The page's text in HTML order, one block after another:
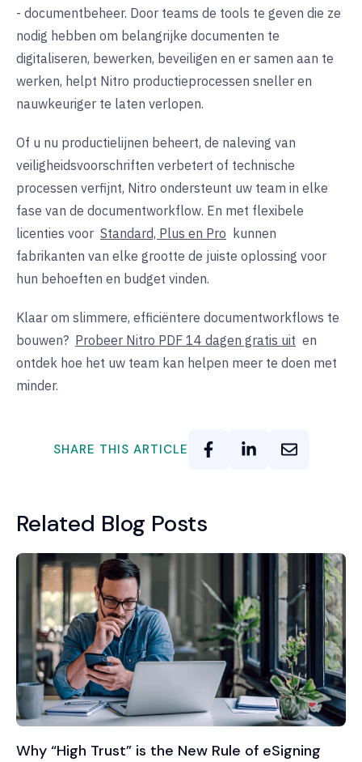
- documentbeheer. Door teams de tools te geven die ze
nodig hebben om belangrijke documenten te
digitaliseren, bewerken, beveiligen en er samen aan te
werken, helpt Nitro productieprocessen sneller en
nauwkeuriger te laten verlopen.
Of u nu productielijnen beheert, de naleving van
veiligheidsvoorschriften verbetert of technische
processen verfijnt, Nitro ondersteunt uw team in elke
fase van de documentworkflow. En met flexibele
licenties voor Standard, Plus en Pro kunnen
fabrikanten van elke grootte de juiste oplossing voor
hun behoeften en budget vinden.
Klaar om slimmere, efficiëntere documentworkflows te
bouwen? Probeer Nitro PDF 14 dagen gratis uit en
ontdek hoe het uw team kan helpen meer te doen met
minder.
SHARE THIS ARTICLE
Related Blog Posts
Why “High Trust” is the New Rule of eSigning